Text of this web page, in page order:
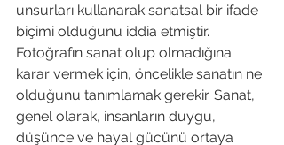
unsurları kullanarak sanatsal bir ifade
biçimi olduğunu iddia etmiştir.
Fotoğrafın sanat olup olmadığına
karar vermek için, öncelikle sanatın ne
olduğunu tanımlamak gerekir. Sanat,
genel olarak, insanların duygu,
düşünce ve hayal gücünü ortaya